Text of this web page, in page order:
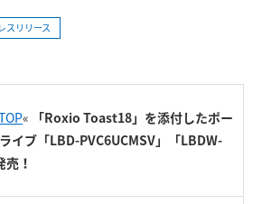
スリリース
«
「Roxio Toast18」を添付したポー
イブ「LBD-PVC6UCMSV」「LBDW-
！